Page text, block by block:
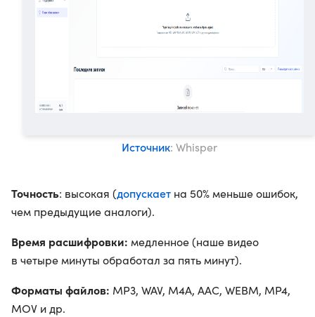
Источник: Whisper
Точность: высокая (допускает на 50% меньше ошибок,
чем предыдущие аналоги).
Время расшифровки: медленное (наше видео
в четыре минуты обработал за пять минут).
Форматы файлов: MP3, WAV, M4A, AAC, WEBM, MP4,
MOV и др.